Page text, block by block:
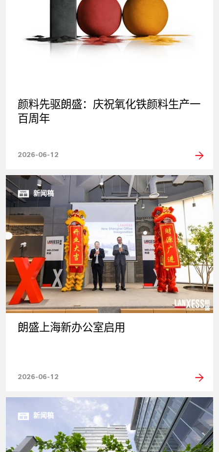
颜料先驱朗盛：庆祝氧化铁颜料生产一
百周年
2026-06-12
新闻稿
朗盛上海新办公室启用
2026-06-12
新闻稿